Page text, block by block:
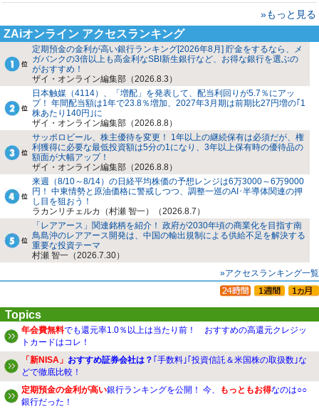
»もっと見る
ZAiオンライン アクセスランキング
定期預金の金利が高い銀行ランキング[2026年8月] 貯金をするなら、メ
ガバンクの3倍以上も高金利なSBI新生銀行など、お得な銀行を選ぶの
がおすすめ！
ザイ・オンライン編集部（2026.8.3）
日本触媒（4114）、「増配」を発表して、配当利回りが5.7％にアッ
プ！ 年間配当額は1年で23.8％増加、2027年3月期は前期比27円増の｢1
株あたり140円｣に
ザイ・オンライン編集部（2026.8.8）
サッポロビール、株主優待を変更！ 1年以上の継続保有は必須だが、権
利獲得に必要な最低投資額は5分の1になり、3年以上保有時の優待品の
額面が大幅アップ！
ザイ・オンライン編集部（2026.8.8）
来週（8/10～8/14）の日経平均株価の予想レンジは6万3000～6万9000
円！ 中東情勢と原油価格に警戒しつつ、調整一巡のAI･半導体関連の押
し目を狙おう！
ラカンリチェルカ（村瀬 智一）（2026.8.7）
「レアアース」関連銘柄を紹介！ 政府が2030年頃の商業化を目指す南
鳥島沖のレアアース開発は、中国の輸出規制による供給不足を解決する
重要な投資テーマ
村瀬 智一（2026.7.30）
»アクセスランキング一覧
Topics
年会費無料でも還元率1.0％以上は当たり前！ おすすめの高還元クレジッ
トカードはコレ！
「新NISA」 おすすめ証券会社は？ ｢手数料｣｢投資信託＆米国株の取扱数｣な
どで徹底比較！
定期預金の金利が高い銀行ランキングを公開！ 今、 もっともお得なのは○○
銀行だった！